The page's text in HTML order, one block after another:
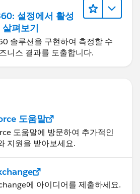
설정에서 활성
펴보기
솔루션을 구현하여 측정할 수
니스 결과를 도출합니다.
도움말
도움말에 방문하여 추가적인
지원을 받아보세요.
에 아이디어를 제출하세요.